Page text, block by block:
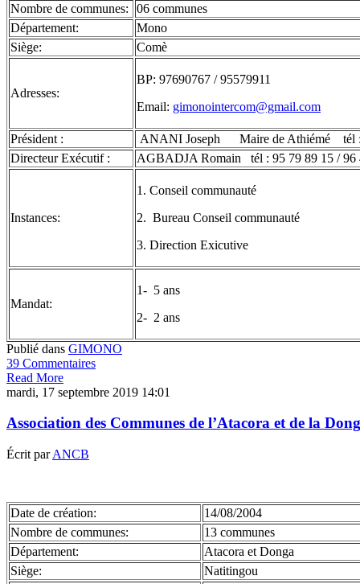
Nombre de communes:
06 communes
Département:
Mono
Siège:
Comè
Adresses:
BP: 97690767 / 95579911
Email: gimonointercom@gmail.com
Président :
ANANI Joseph Maire de Athiémé
Directeur Exécutif :
AGBADJA Romain tél : 95 79 89 15 / 96
Instances:
1. Conseil communauté
2. Bureau Conseil communauté
3. Direction Exicutive
Mandat:
1- 5 ans
2- 2 ans
Publié dans GIMONO
39 Commentaires
Read More
mardi, 17 septembre 2019 14:01
Association des Communes de l’Atacora et de la
Écrit parANCB
Date de création:
14/08/2004
Nombre de communes:
13 communes
Département:
Atacora et Donga
Siège:
Natitingou